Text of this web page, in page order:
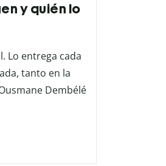
y quién lo
Lo entrega cada
tanto en la
Dembélé